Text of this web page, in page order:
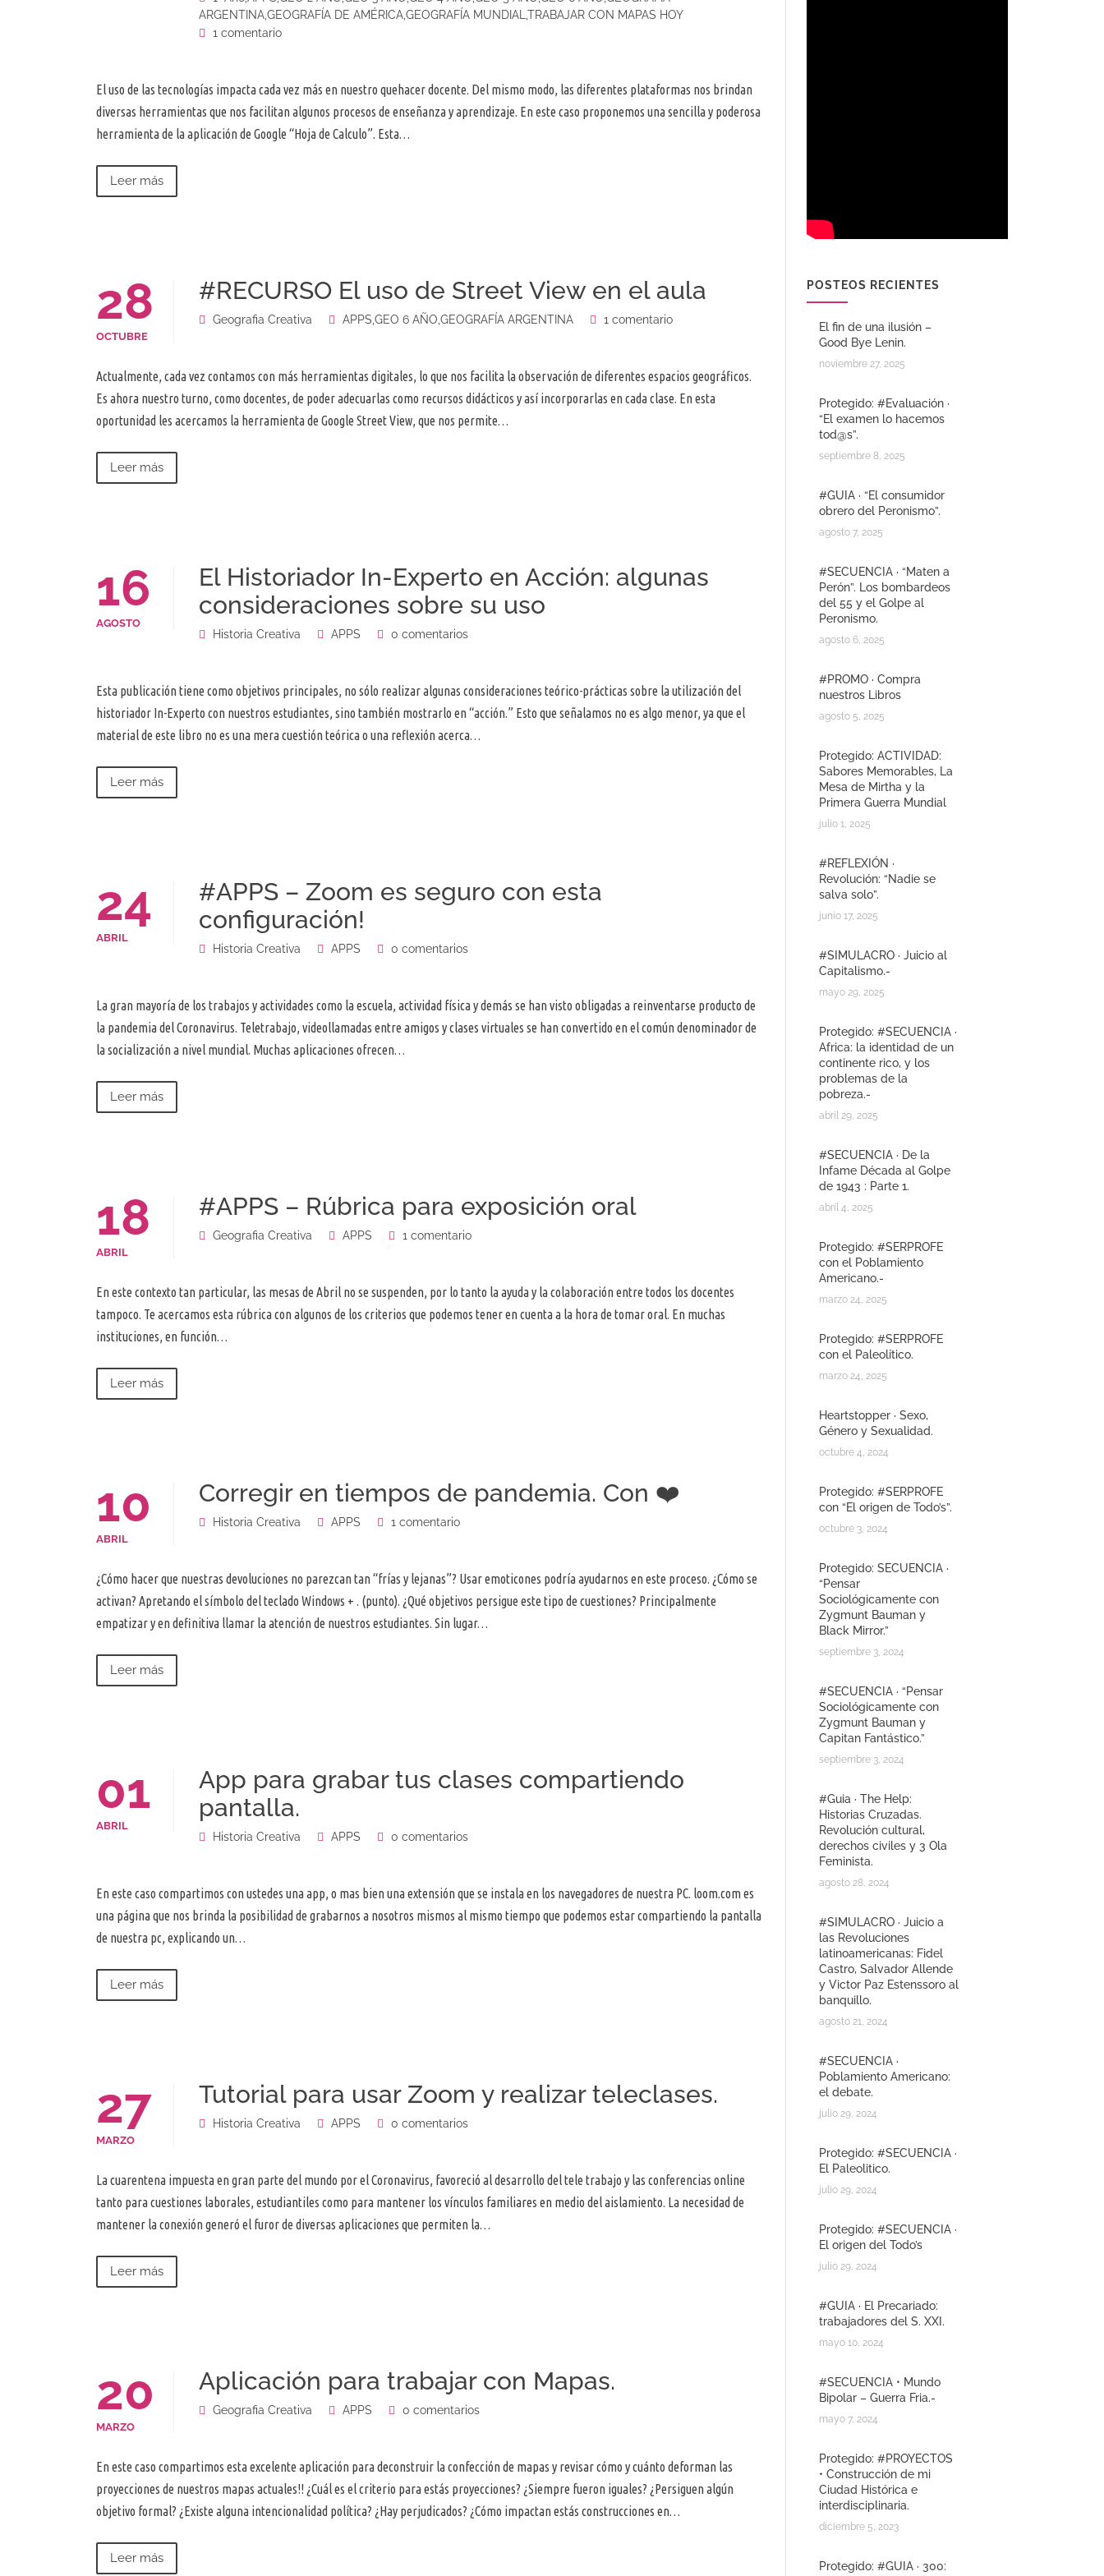
ARGENTINAGEOGRAFÍA DE AMÉRICAGEOGRAFÍA MUNDIAL
TRABAJAR CON MAPAS HOY
1 comentario
El uso de las tecnologías impacta cada vez más en nuestro quehacer docente. Del mismo modo, las diferentes plataformas nos brindan
diversas herramientas que nos facilitan algunos procesos de enseñanza y aprendizaje. En este caso proponemos una sencilla y poderosa
herramienta de la aplicación de Google “Hoja de Calculo”. Esta…
Leer más
28
OCTUBRE
#RECURSO El uso de Street View en el aula
Geografia Creativa APPS GEO 6 AÑO GEOGRAFÍA ARGENTINA 1 comentario
Actualmente, cada vez contamos con más herramientas digitales, lo que nos facilita la observación de diferentes espacios geográficos.
Es ahora nuestro turno, como docentes, de poder adecuarlas como recursos didácticos y así incorporarlas en cada clase. En esta
oportunidad les acercamos la herramienta de Google Street View, que nos permite…
Leer más
16
AGOSTO
El Historiador In-Experto en Acción: algunas
consideraciones sobre su uso
Historia Creativa APPS 0 comentarios
Esta publicación tiene como objetivos principales, no sólo realizar algunas consideraciones teórico-prácticas sobre la utilización del
historiador In-Experto con nuestros estudiantes, sino también mostrarlo en “acción.” Esto que señalamos no es algo menor, ya que el
material de este libro no es una mera cuestión teórica o una reflexión acerca…
Leer más
24
ABRIL
#APPS – Zoom es seguro con esta
configuración!
Historia Creativa APPS 0 comentarios
La gran mayoría de los trabajos y actividades como la escuela, actividad física y demás se han visto obligadas a reinventarse producto de
la pandemia del Coronavirus. Teletrabajo, videollamadas entre amigos y clases virtuales se han convertido en el común denominador de
la socialización a nivel mundial. Muchas aplicaciones ofrecen…
Leer más
18
ABRIL
#APPS – Rúbrica para exposición oral
Geografia Creativa APPS 1 comentario
En este contexto tan particular, las mesas de Abril no se suspenden, por lo tanto la ayuda y la colaboración entre todos los docentes
tampoco. Te acercamos esta rúbrica con algunos de los criterios que podemos tener en cuenta a la hora de tomar oral. En muchas
instituciones, en función…
Leer más
10
ABRIL
Corregir en tiempos de pandemia. Con ❤️
Historia Creativa APPS 1 comentario
¿Cómo hacer que nuestras devoluciones no parezcan tan “frías y lejanas”? Usar emoticones podría ayudarnos en este proceso. ¿Cómo se
activan? Apretando el símbolo del teclado Windows + . (punto). ¿Qué objetivos persigue este tipo de cuestiones? Principalmente
empatizar y en definitiva llamar la atención de nuestros estudiantes. Sin lugar…
Leer más
01
ABRIL
App para grabar tus clases compartiendo
pantalla.
Historia Creativa APPS 0 comentarios
En este caso compartimos con ustedes una app, o mas bien una extensión que se instala en los navegadores de nuestra PC. loom.com es
una página que nos brinda la posibilidad de grabarnos a nosotros mismos al mismo tiempo que podemos estar compartiendo la pantalla
de nuestra pc, explicando un…
Leer más
27
MARZO
Tutorial para usar Zoom y realizar teleclases.
Historia Creativa APPS 0 comentarios
La cuarentena impuesta en gran parte del mundo por el Coronavirus, favoreció al desarrollo del tele trabajo y las conferencias online
tanto para cuestiones laborales, estudiantiles como para mantener los vínculos familiares en medio del aislamiento. La necesidad de
mantener la conexión generó el furor de diversas aplicaciones que permiten la…
Leer más
20
MARZO
Aplicación para trabajar con Mapas.
Geografia Creativa APPS 0 comentarios
En este caso compartimos esta excelente aplicación para deconstruir la confección de mapas y revisar cómo y cuánto deforman las
proyecciones de nuestros mapas actuales!! ¿Cuál es el criterio para estás proyecciones? ¿Siempre fueron iguales? ¿Persiguen algún
objetivo formal? ¿Existe alguna intencionalidad política? ¿Hay perjudicados? ¿Cómo impactan estás construcciones en…
Leer más
POSTEOS RECIENTES
El fin de una ilusión –
Good Bye Lenin.
noviembre 27, 2025
Protegido: #Evaluación ·
“El examen lo hacemos
tod@s”.
septiembre 8, 2025
#GUIA · “El consumidor
obrero del Peronismo”.
agosto 7, 2025
#SECUENCIA · “Maten a
Perón”. Los bombardeos
del 55 y el Golpe al
Peronismo.
agosto 6, 2025
#PROMO · Compra
nuestros Libros
agosto 5, 2025
Protegido: ACTIVIDAD:
Sabores Memorables, La
Mesa de Mirtha y la
Primera Guerra Mundial
julio 1, 2025
#REFLEXIÓN ·
Revolución: “Nadie se
salva solo”.
junio 17, 2025
#SIMULACRO · Juicio al
Capitalismo.-
mayo 29, 2025
Protegido: #SECUENCIA ·
Africa: la identidad de un
continente rico, y los
problemas de la
pobreza.-
abril 29, 2025
#SECUENCIA · De la
Infame Década al Golpe
de 1943 : Parte 1.
abril 4, 2025
Protegido: #SERPROFE
con el Poblamiento
Americano.-
marzo 24, 2025
Protegido: #SERPROFE
con el Paleolítico.
marzo 24, 2025
Heartstopper · Sexo,
Género y Sexualidad.
octubre 4, 2024
Protegido: #SERPROFE
con “El origen de Todo’s”.
octubre 3, 2024
Protegido: SECUENCIA ·
“Pensar
Sociológicamente con
Zygmunt Bauman y
Black Mirror.”
septiembre 3, 2024
#SECUENCIA · “Pensar
Sociológicamente con
Zygmunt Bauman y
Capitan Fantástico.”
septiembre 3, 2024
#Guia · The Help:
Historias Cruzadas.
Revolución cultural,
derechos civiles y 3 Ola
Feminista.
agosto 28, 2024
#SIMULACRO · Juicio a
las Revoluciones
latinoamericanas: Fidel
Castro, Salvador Allende
y Victor Paz Estenssoro al
banquillo.
agosto 21, 2024
#SECUENCIA ·
Poblamiento Americano:
el debate.
julio 29, 2024
Protegido: #SECUENCIA ·
El Paleolitico.
julio 29, 2024
Protegido: #SECUENCIA ·
El origen del Todo’s
julio 29, 2024
#GUIA · El Precariado:
trabajadores del S. XXI.
mayo 10, 2024
#SECUENCIA • Mundo
Bipolar – Guerra Fria.-
mayo 7, 2024
Protegido: #PROYECTOS
• Construcción de mi
Ciudad Histórica e
interdisciplinaria.
diciembre 5, 2023
Protegido: #GUIA · 300: